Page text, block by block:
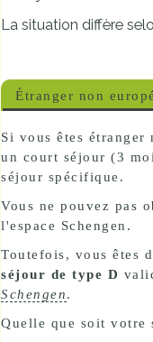
La situation diffère
Étranger non
Si vous êtes étranger
un court séjour (3
séjour spécifique.
Vous ne pouvez pas
l'espace Schengen.
Toutefois, vous êtes
séjour de type D
Schengen.
Quelle que soit votre